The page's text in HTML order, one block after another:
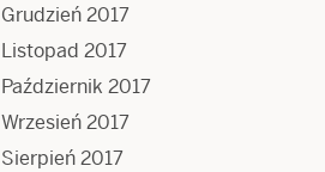
Grudzień 2017
Listopad 2017
Październik 2017
Wrzesień 2017
Sierpień 2017